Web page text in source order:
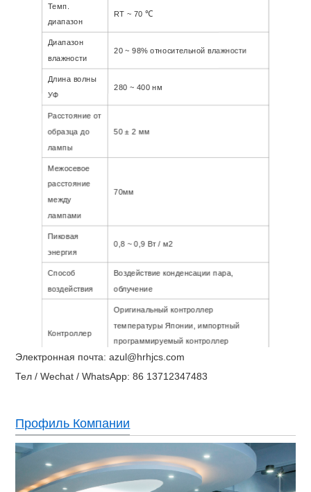
Темп.
диапазон
RT ~ 70 ℃
Диапазон
влажности
20 ~ 98% относительной влажности
Длина волны
УФ
280 ~ 400 нм
Расстояние от
образца до
лампы
50 ± 2 мм
Межосевое
расстояние
между
лампами
70мм
Пиковая
энергия
0,8 ~ 0,9 Вт / м2
Способ
воздействия
Воздействие конденсации пара,
облучение
Контроллер
Оригинальный контроллер
температуры Японии, импортный
программируемый контроллер
времени
Внутренний
Электронная почта: azul@hrhjcs.com
Тел / Wechat / WhatsApp: 86 13712347483
Профиль Компании